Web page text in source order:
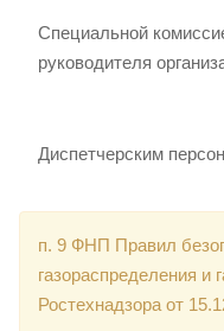
Специальной
руководителя
Диспетчерским
п. 9 ФНП Правил
газораспределения и
Ростехнадзора от